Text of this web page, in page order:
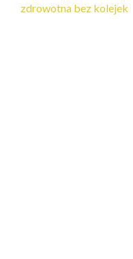
zdrowotna bez kolejek